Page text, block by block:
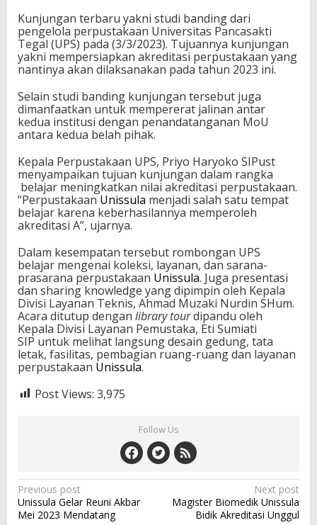
Kunjungan terbaru yakni studi banding dari
pengelola perpustakaan Universitas Pancasakti
Tegal (UPS) pada (3/3/2023). Tujuannya kunjungan
yakni mempersiapkan akreditasi perpustakaan yang
nantinya akan dilaksanakan pada tahun 2023 ini.
Selain studi banding kunjungan tersebut juga
dimanfaatkan untuk mempererat jalinan antar
kedua institusi dengan penandatanganan MoU
antara kedua belah pihak.
Kepala Perpustakaan UPS, Priyo Haryoko SIPust
menyampaikan tujuan kunjungan dalam rangka
belajar meningkatkan nilai akreditasi perpustakaan.
“PerpustakaanUnissula menjadi salah satu tempat
belajar karena keberhasilannya memperoleh
akreditasi A”, ujarnya.
Dalam kesempatan tersebut rombongan UPS
belajar mengenai koleksi, layanan, dan sarana-
prasarana perpustakaan Unissula. Juga presentasi
dan sharing knowledge yang dipimpin oleh Kepala
Divisi Layanan Teknis, Ahmad Muzaki Nurdin SHum.
Acara ditutup dengan library tourdipandu oleh
Kepala Divisi Layanan Pemustaka, Eti Sumiati
SIP untuk melihat langsung desain gedung, tata
letak, fasilitas, pembagian ruang-ruang dan layanan
perpustakaan Unissula.
Post Views: 3,975
Follow Us
Post
navigation
Previous post
Unissula Gelar Reuni Akbar
Mei 2023 Mendatang
Next post
Magister Biomedik Unissula
Bidik Akreditasi Unggul